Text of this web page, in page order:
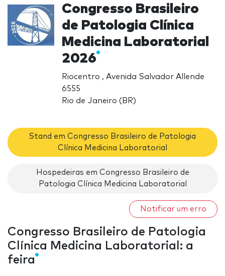
Congresso Brasileiro
de Patologia Clínica
Medicina Laboratorial
2026
Riocentro , Avenida Salvador Allende
6555
Rio de Janeiro (BR)
Stand em Congresso Brasileiro de Patologia
Clínica Medicina Laboratorial
Hospedeiras em Congresso Brasileiro de
Patologia Clínica Medicina Laboratorial
Notificar um erro
Congresso Brasileiro de Patologia
Clínica Medicina Laboratorial: a
feira